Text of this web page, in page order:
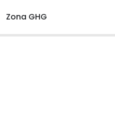
Zona GHG